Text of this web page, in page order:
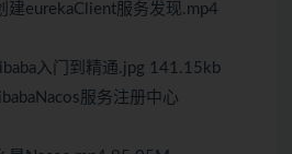
eurekaClient服务发现.mp4
入门到精通.jpg 141.15kb
服务注册中心